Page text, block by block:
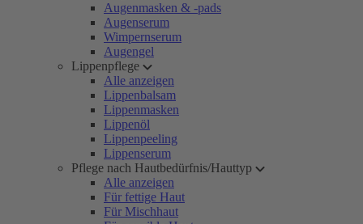
Augenmasken & -pads
Augenserum
Wimpernserum
Augengel
Lippenpflege
Alle anzeigen
Lippenbalsam
Lippenmasken
Lippenöl
Lippenpeeling
Lippenserum
Pflege nach Hautbedürfnis/Hauttyp
Alle anzeigen
Für fettige Haut
Für Mischhaut